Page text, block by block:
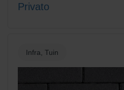
Privato
Infra, Tuin